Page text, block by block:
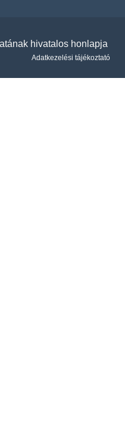
hivatalos honlapja
Adatkezelési tájékoztató